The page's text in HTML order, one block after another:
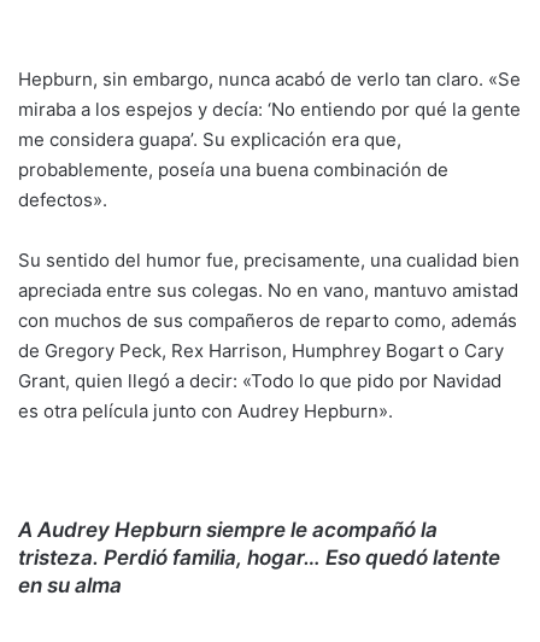
Hepburn, sin embargo, nunca acabó de verlo tan claro. «Se
miraba a los espejos y decía: ‘No entiendo por qué la gente
me considera guapa’. Su explicación era que,
probablemente, poseía una buena combinación de
defectos».
Su sentido del humor fue, precisamente, una cualidad bien
apreciada entre sus colegas. No en vano, mantuvo amistad
con muchos de sus compañeros de reparto como, además
de Gregory Peck, Rex Harrison, Humphrey Bogart o Cary
Grant, quien llegó a decir: «Todo lo que pido por Navidad
es otra película junto con Audrey Hepburn».
A Audrey Hepburn siempre le acompañó la
tristeza. Perdió familia, hogar… Eso quedó latente
en su alma